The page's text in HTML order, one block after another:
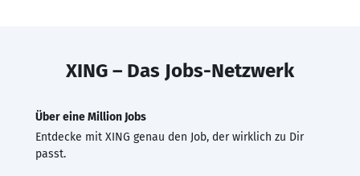
XING – Das Jobs-Netzwerk
Über eine Million Jobs
Entdecke mit XING genau den Job, der wirklich zu Dir
passt.